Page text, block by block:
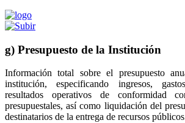
g) Presupuesto de la Institución
Información total sobre el presupuesto
institución, especificando ingresos,
resultados operativos de conformidad
presupuestales, así como liquidación del
destinatarios de la entrega de recursos